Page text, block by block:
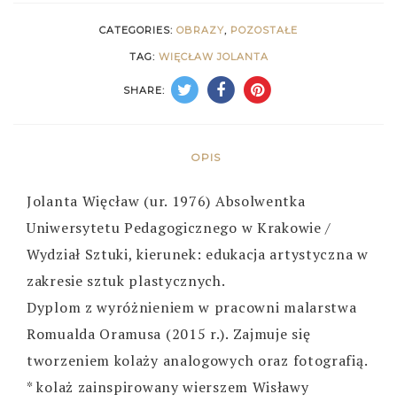
CATEGORIES: OBRAZY, POZOSTAŁE
TAG: WIĘCŁAW JOLANTA
SHARE:
OPIS
Jolanta Więcław (ur. 1976) Absolwentka
Uniwersytetu Pedagogicznego w Krakowie /
Wydział Sztuki, kierunek: edukacja artystyczna w
zakresie sztuk plastycznych.
Dyplom z wyróżnieniem w pracowni malarstwa
Romualda Oramusa (2015 r.). Zajmuje się
tworzeniem kolaży analogowych oraz fotografią.
* kolaż zainspirowany wierszem Wisławy